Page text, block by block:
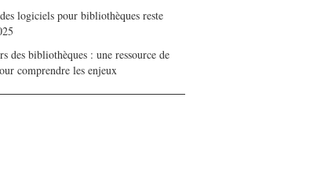
logiciels pour bibliothèques reste
des bibliothèques : une ressource de
comprendre les enjeux